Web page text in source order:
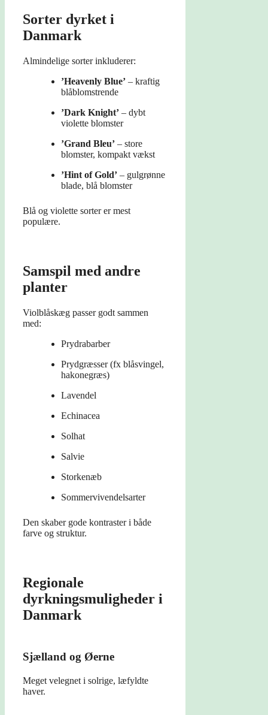
Sorter dyrket i
Danmark
Almindelige sorter inkluderer:
’Heavenly Blue’ – kraftig
blåblomstrende
’Dark Knight’ – dybt
violette blomster
’Grand Bleu’ – store
blomster, kompakt vækst
’Hint of Gold’ – gulgrønne
blade, blå blomster
Blå og violette sorter er mest
populære.
Samspil med andre
planter
Violblåskæg passer godt sammen
med:
Prydrabarber
Prydgræsser (fx blåsvingel,
hakonegræs)
Lavendel
Echinacea
Solhat
Salvie
Storkenæb
Sommervivendelsarter
Den skaber gode kontraster i både
farve og struktur.
Regionale
dyrkningsmuligheder i
Danmark
Sjælland og Øerne
Meget velegnet i solrige, læfyldte
haver.